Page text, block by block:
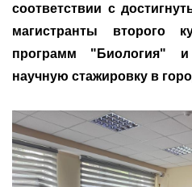
соответствии с
магистранты второго
программ "Биология"
научную стажировку в